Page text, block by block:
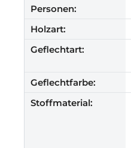
Personen:
Holzart:
Geflechtart:
Geflechtfarbe:
Stoffmaterial: